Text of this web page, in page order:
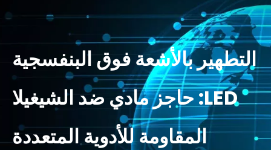
التطهير بالأشعة فوق البنفسجية
LED: حاجز مادي ضد الشيغيلا
المقاومة للأدوية المتعددة